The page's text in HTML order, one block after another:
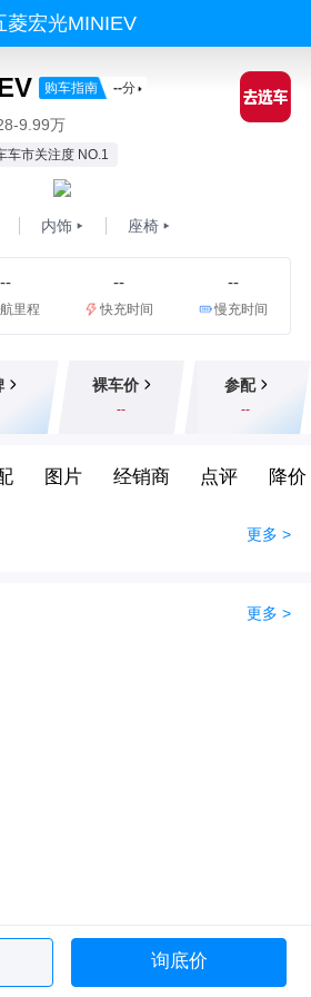
菱宏光MINIEV
购车指南 --分
9.99万
车市关注度 NO.1
内饰 座椅
--
里程
--
快充时间
--
慢充时间
裸车价
--
参配
--
图片 经销商 点评 降价
更多 >
更多 >
询底价